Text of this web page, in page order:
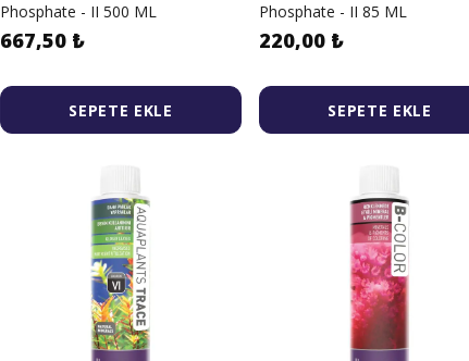
Phosphate - II 500 ML
667,50 ₺
SEPETE EKLE
Phosphate - II 85 ML
220,00 ₺
SEPETE EKLE